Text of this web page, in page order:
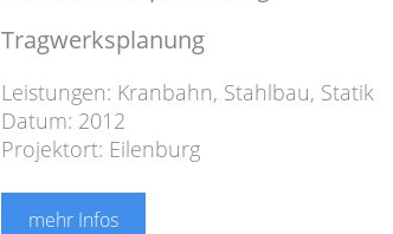
Tragwerksplanung
Leistungen: Kranbahn, Stahlbau, Statik
Datum: 2012
Projektort: Eilenburg
mehr Infos